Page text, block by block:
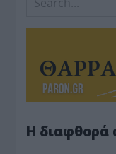
Η διαφθορά